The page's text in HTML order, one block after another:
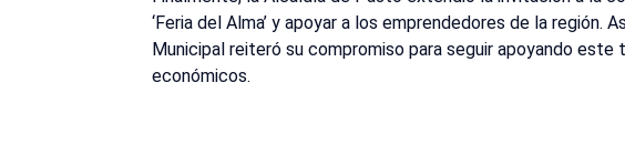
‘Feria del Alma’ y apoyar a los emprendedores de la región.
Municipal reiteró su compromiso para seguir apoyando
económicos.